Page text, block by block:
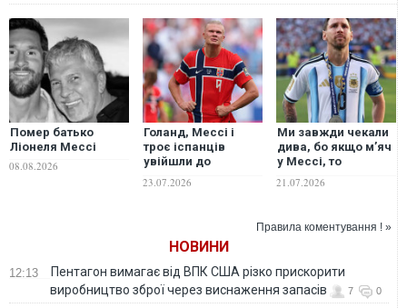
Помер батько
Ліонеля Мессі
08.08.2026
Голанд, Мессі і
троє іспанців
увійшли до
чемпіонату світу
23.07.2026
Ми завжди чекали
дива, бо якщо мʼяч
у Мессі, то
стати реальністю
21.07.2026
Правила коментування ! »
НОВИНИ
12:13
Пентагон вимагає від ВПК США різко прискорити
виробництво зброї через виснаження запасів
7 0